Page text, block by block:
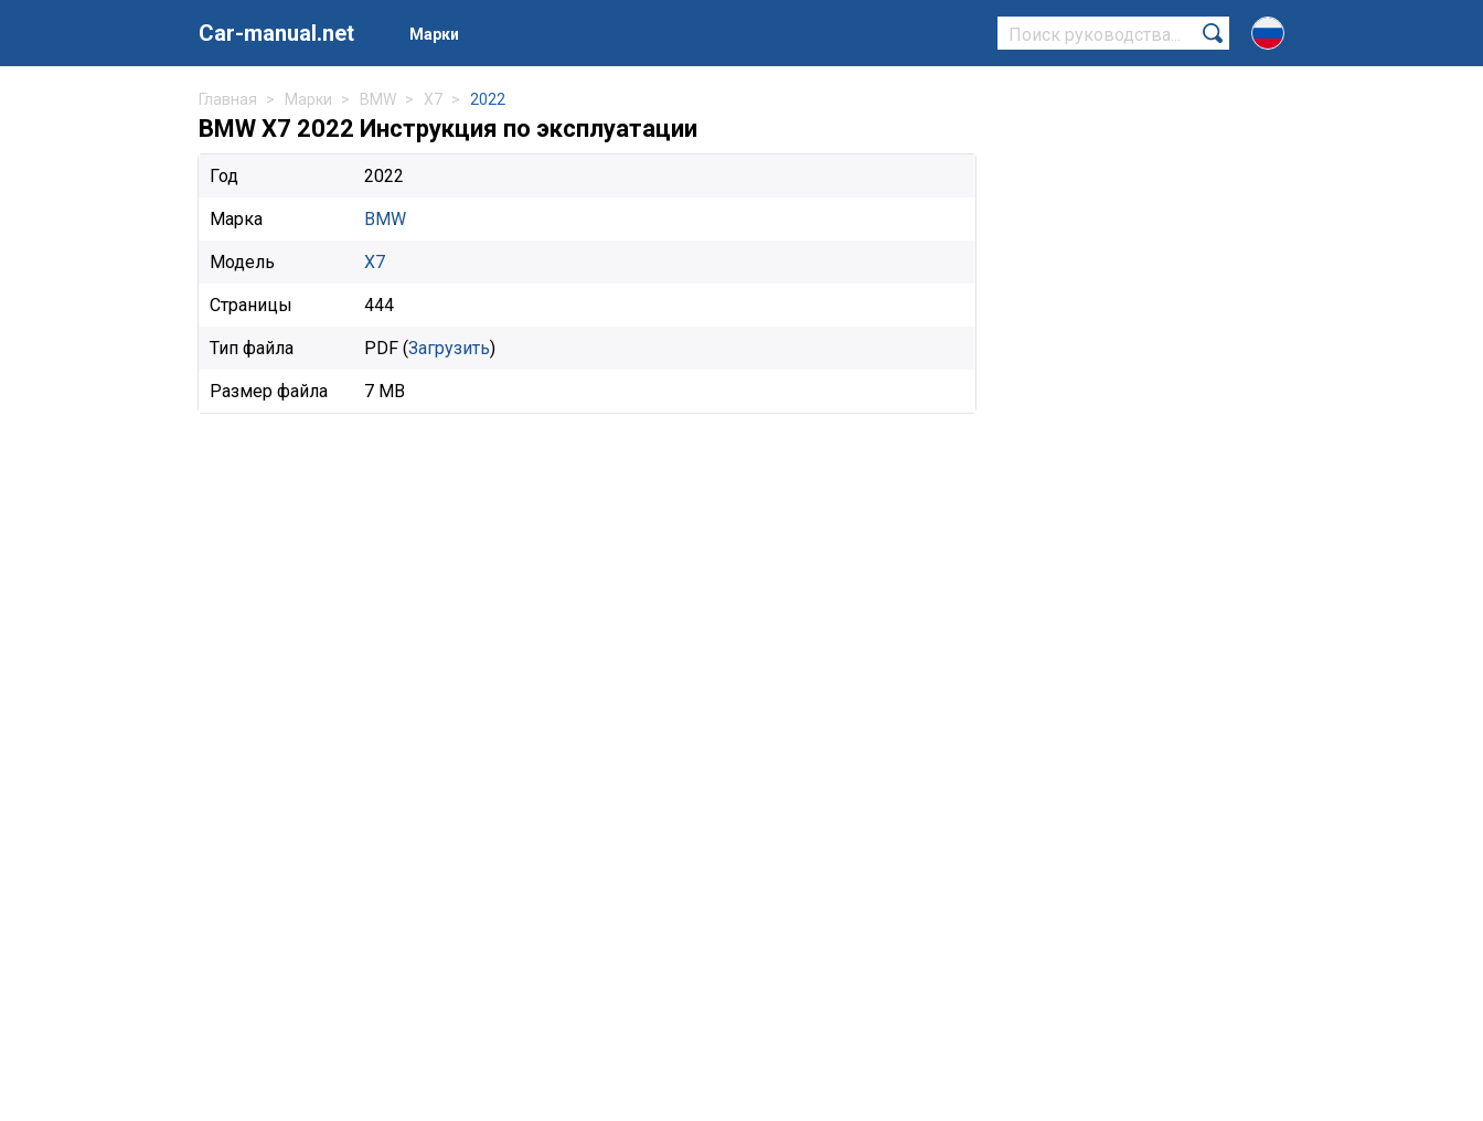
Car-manual.net Марки
Главная Марки BMW X7 2022
BMW X7 2022 Инструкция по эксплуатации
Год 2022
Марка BMW
Модель X7
Страницы 444
Тип файла PDF (Загрузить)
Размер файла 7 MB